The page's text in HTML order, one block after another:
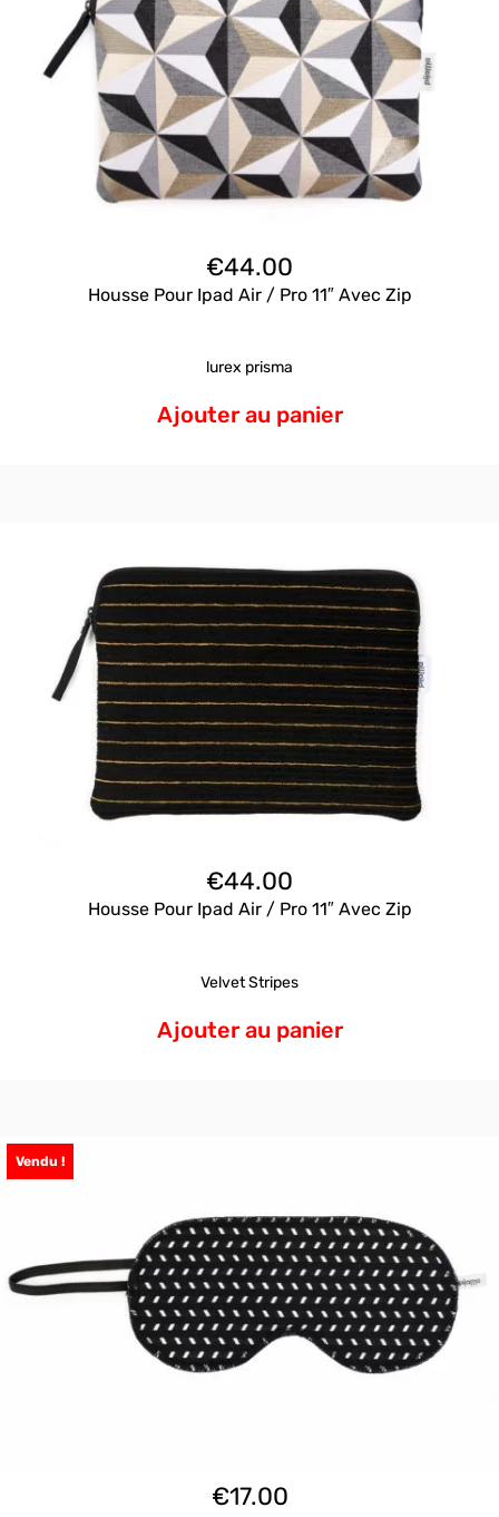
€44.00
Housse Pour Ipad Air / Pro 11″ Avec Zip
lurex prisma
Ajouter au panier
€44.00
Housse Pour Ipad Air / Pro 11″ Avec Zip
Velvet Stripes
Ajouter au panier
Vendu !
€17.00